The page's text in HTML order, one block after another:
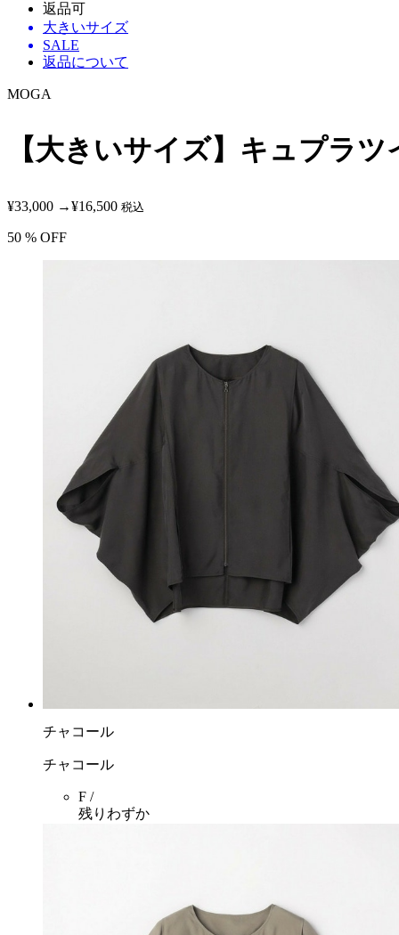
返品可
大きいサイズ
SALE
返品について
MOGA
【大きいサイズ】キュプラ
¥33,000 →¥16,500 税込
50 % OFF
チャコール
チャコール
F /
残りわずか